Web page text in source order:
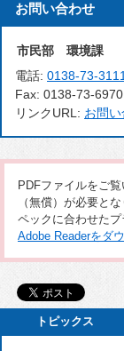
お問い合わせ
市民部 環境課
電話: 0138-73-3111
Fax: 0138-73-6970
リンクURL: お問
PDFファイルをご
（無償）が必要と
ペックに合わせたプ
Adobe Readerをダ
トピックス